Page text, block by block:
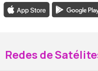
Redes de